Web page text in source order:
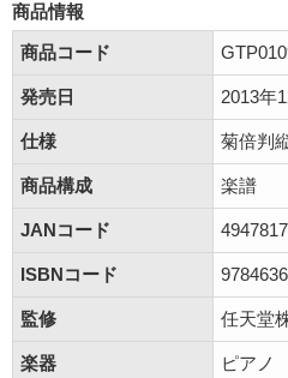
商品情報
商品コード
発売日 2013年
仕様 菊倍判
商品構成 楽譜
JANコード
ISBNコード
監修 任天堂
楽器 ピアノ